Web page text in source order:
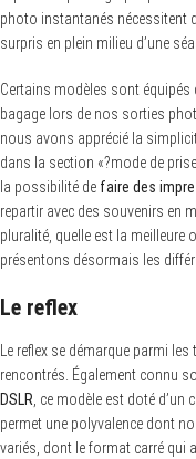
photo instantanés nécessitent
surpris en plein milieu d’une
Certains modèles sont équipés
bagage lors de nos sorties
nous avons apprécié la
dans la section «?mode de
la possibilité de faire des
repartir avec des souvenirs en
pluralité, quelle est la meilleure
présentons désormais les
Le reflex
Le reflex se démarque parmi
rencontrés. Également connu
DSLR , ce modèle est doté
permet une polyvalence dont
variés, dont le format carré qui